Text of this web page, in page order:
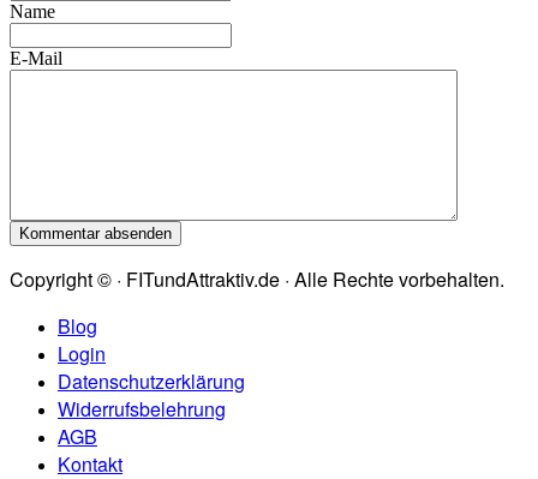
Name
E-Mail
Copyright © · FITundAttraktiv.de · Alle Rechte vorbehalten.
Blog
Login
Datenschutzerklärung
Widerrufsbelehrung
AGB
Kontakt